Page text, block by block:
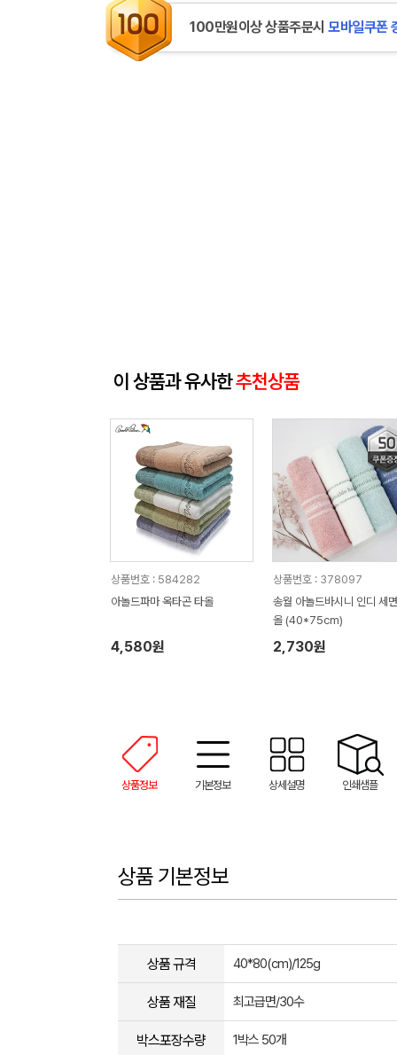
100만원이상 상품주문시 모바일쿠폰
이 상품과 유사한추천상품
상품번호 : 584282
아놀드파마 옥타곤 타올
4,580원
상품번호 : 378097
송월 아놀드바시니 인디 세
올 (40*75cm)
2,730원
상품정보 기본정보 상세설명 인쇄샘플
상품 기본정보
상품 규격 40*80(cm)/125g
상품 재질 최고급면/30수
박스포장수량 1박스 50개